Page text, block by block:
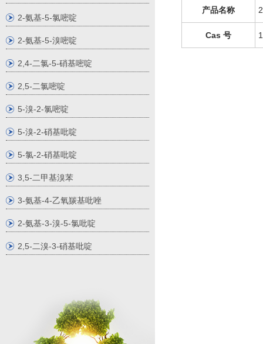
2-氨基-5-氯嘧啶
2-氨基-5-溴嘧啶
2,4-二氯-5-硝基嘧啶
2,5-二氯嘧啶
5-溴-2-氯嘧啶
5-溴-2-硝基吡啶
5-氯-2-硝基吡啶
3,5-二甲基溴苯
3-氨基-4-乙氧羰基吡唑
2-氨基-3-溴-5-氯吡啶
2,5-二溴-3-硝基吡啶
产品名称
Cas 号